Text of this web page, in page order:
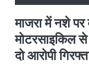
माजरा में नशे पर
मोटरसाइकिल से
दो आरोपी